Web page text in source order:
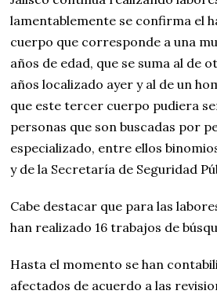
lamentablemente se confirma el
cuerpo que corresponde a una
años de edad, que se suma al de
años localizado ayer y al de un
que este tercer cuerpo pudiera
personas que son buscadas por
especializado, entre ellos
y de la Secretaría de Seguridad
Cabe destacar que para las
han realizado 16 trabajos de
Hasta el momento se han
afectados de acuerdo a las